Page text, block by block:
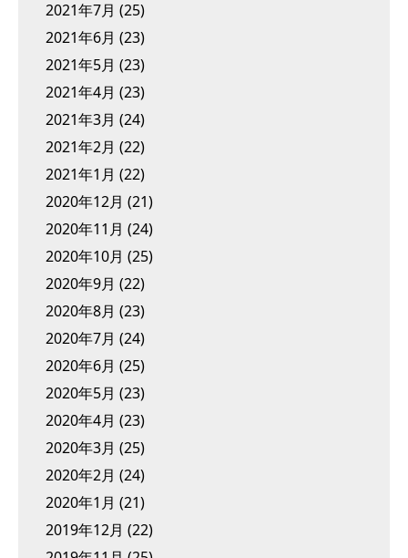
2021年7月 (25)
2021年6月 (23)
2021年5月 (23)
2021年4月 (23)
2021年3月 (24)
2021年2月 (22)
2021年1月 (22)
2020年12月 (21)
2020年11月 (24)
2020年10月 (25)
2020年9月 (22)
2020年8月 (23)
2020年7月 (24)
2020年6月 (25)
2020年5月 (23)
2020年4月 (23)
2020年3月 (25)
2020年2月 (24)
2020年1月 (21)
2019年12月 (22)